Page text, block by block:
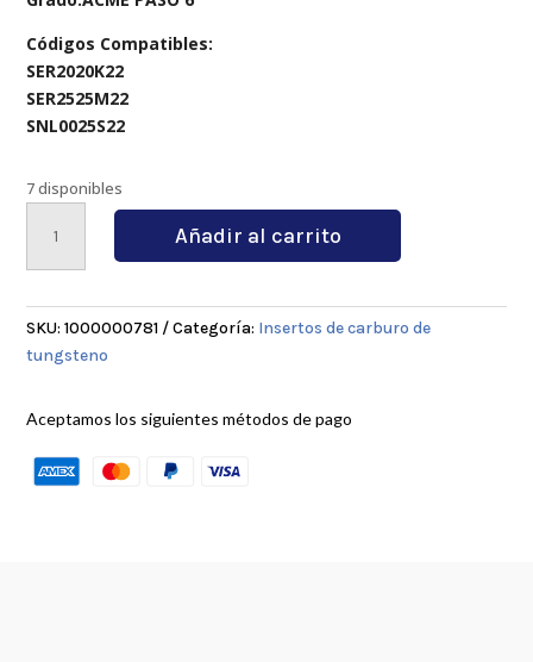
Códigos Compatibles:
SER2020K22
SER2525M22
SNL0025S22
7 disponibles
ACME
Añadir al carrito
SKU:1000000781 Categoría: Insertos de carburo de
tungsteno
Aceptamos los siguientes métodos de pago